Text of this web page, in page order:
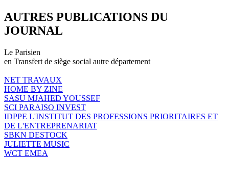
AUTRES PUBLICATIONS DU
JOURNAL
Le Parisien
en Transfert de siège social autre département
NET TRAVAUX
HOME BY ZINE
SASU MJAHED YOUSSEF
SCI PARAISO INVEST
IDPPE L'INSTITUT DES PROFESSIONS PRIORITAIRES ET
DE L'ENTREPRENARIAT
SBKN DESTOCK
JULIETTE MUSIC
WCT EMEA